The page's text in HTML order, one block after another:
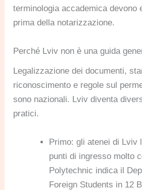
terminologia accademica devono
prima della notarizzazione.
Perché Lviv non è una guida
Legalizzazione dei documenti,
riconoscimento e regole sul
sono nazionali. Lviv diventa
pratici.
Primo: gli atenei di Lviv
punti di ingresso molto
Polytechnic indica il
Foreign Students in 12